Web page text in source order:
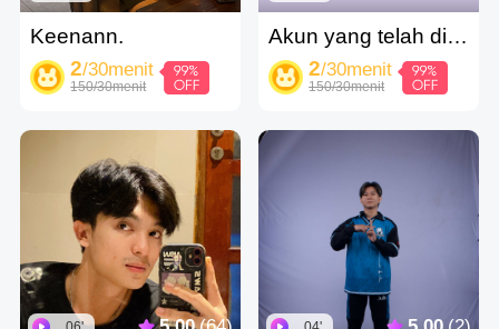
Keenann.
2/30menit
150/30menit
Akun yang telah dihapus 1FUbXv
2/30menit
150/30menit